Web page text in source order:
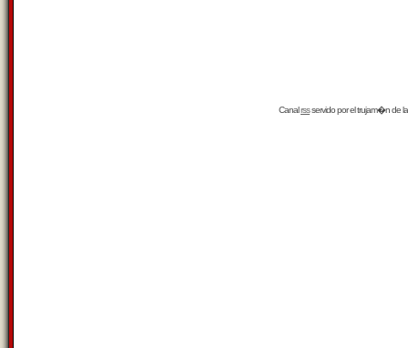
Canalrssservido por eltrujam�nde